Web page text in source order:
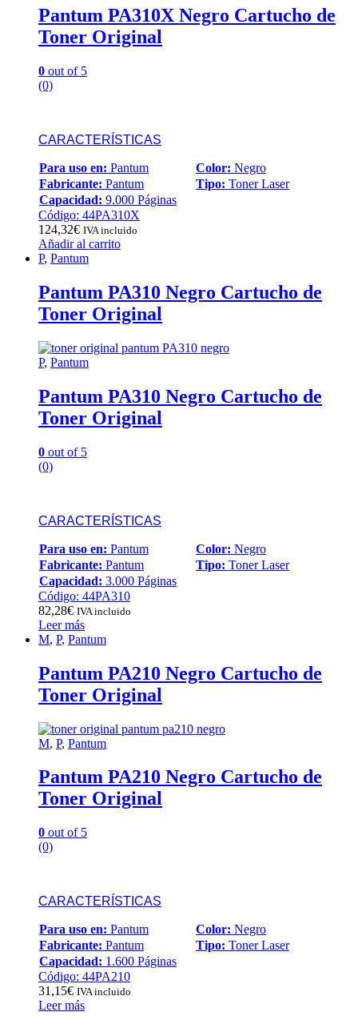
Pantum PA310X Negro Cartucho de
Toner Original
0 out of 5
(0)
CARACTERÍSTICAS
Para uso en: Pantum Color: Negro
Fabricante: Pantum Tipo: Toner Laser
Capacidad: 9.000 Páginas
Código: 44PA310X
124,32€ IVA incluido
Añadir al carrito
P, Pantum
Pantum PA310 Negro Cartucho de
Toner Original
P, Pantum
Pantum PA310 Negro Cartucho de
Toner Original
0 out of 5
(0)
CARACTERÍSTICAS
Para uso en: Pantum Color: Negro
Fabricante: Pantum Tipo: Toner Laser
Capacidad: 3.000 Páginas
Código: 44PA310
82,28€ IVA incluido
Leer más
M, P, Pantum
Pantum PA210 Negro Cartucho de
Toner Original
M, P, Pantum
Pantum PA210 Negro Cartucho de
Toner Original
0 out of 5
(0)
CARACTERÍSTICAS
Para uso en: Pantum Color: Negro
Fabricante: Pantum Tipo: Toner Laser
Capacidad: 1.600 Páginas
Código: 44PA210
31,15€ IVA incluido
Leer más